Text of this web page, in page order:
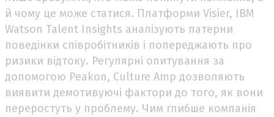
й чому це може статися. Платформи Visier, IBM
Watson Talent Insights аналізують патерни
поведінки співробітників і попереджають про
ризики відтоку. Регулярні опитування за
допомогою Peakon, Culture Amp дозволяють
виявити демотивуючі фактори до того, як вони
переростуть у проблему. Чим глибше компанія